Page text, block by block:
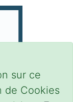
sur ce
de Cookies